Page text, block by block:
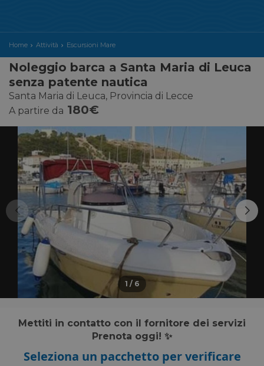
Home Attività Escursioni Mare
Noleggio barca a Santa Maria di Leuca
senza patente nautica
Santa Maria di Leuca, Provincia di Lecce
A partire da 180€
1 / 6
Mettiti in contatto con il fornitore dei servizi
Prenota oggi! ✨
Seleziona un pacchetto per verificare